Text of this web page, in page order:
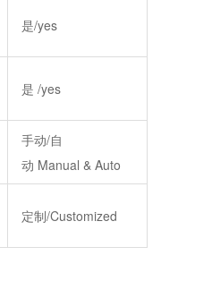
是/yes
是 /yes
手动/自
动 Manual & Auto
定制/Customized